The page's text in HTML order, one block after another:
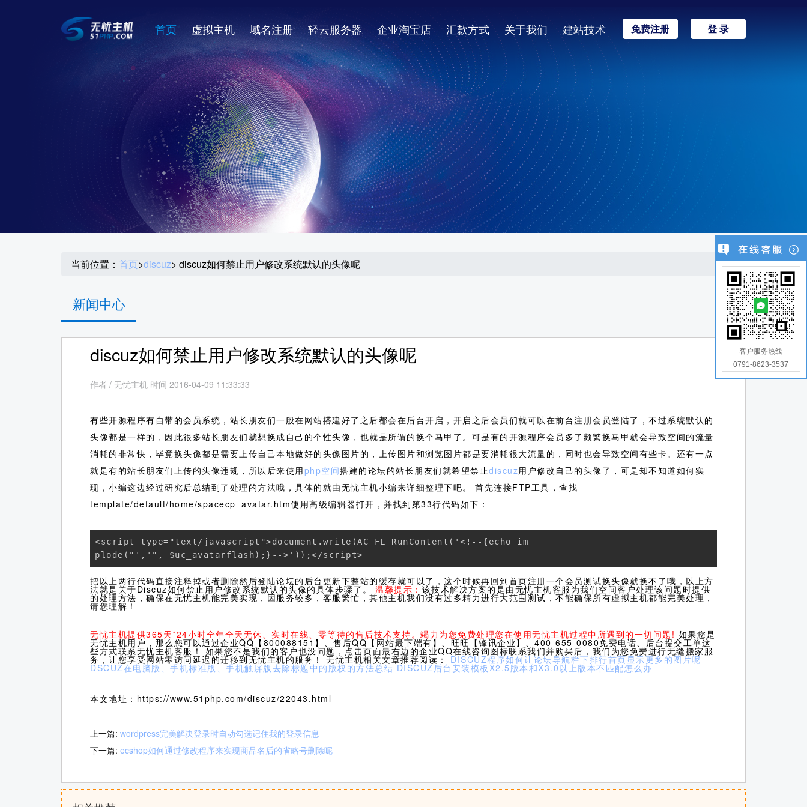
首页 虚拟主机 域名注册 轻云服务器 企业淘宝店 汇款方式 关于我们 建站技术 免费注册 登 录
当前位置： 首页>discuz> discuz如何禁止用户修改系统默认的头像呢
新闻中心
discuz如何禁止用户修改系统默认的头像呢
作者 / 无忧主机 时间 2016-04-09 11:33:33
有些开源程序有自带的会员系统，站长朋友们一般在网站搭建好了之后都会在后台开启，开启之后会员们就可以在前台注册会员登陆了，不过系统默认的
头像都是一样的，因此很多站长朋友们就想换成自己的个性头像，也就是所谓的换个马甲了。可是有的开源程序会员多了频繁换马甲就会导致空间的流量
消耗的非常快，毕竟换头像都是需要上传自己本地做好的头像图片的，上传图片和浏览图片都是要消耗很大流量的，同时也会导致空间有些卡。还有一点
就是有的站长朋友们上传的头像违规，所以后来使用php空间搭建的论坛的站长朋友们就希望禁止discuz用户修改自己的头像了，可是却不知道如何实
现，小编这边经过研究后总结到了处理的方法哦，具体的就由无忧主机小编来详细整理下吧。
首先连接FTP工具，查找
template/default/home/spacecp_avatar.htm使用高级编辑器打开，并找到第33行代码如下：
<script type="text/javascript">document.write(AC_FL_RunContent('<!--{echo im
plode("','", $uc_avatarflash);}-->'));</script>
把以上两行代码直接注释掉或者删除然后登陆论坛的后台更新下整站的缓存就可以了，这个时候再回到首页注册一个会员测试换头像就换不了哦，以上方
法就是关于Discuz如何禁止用户修改系统默认的头像的具体步骤了。 温馨提示：该技术解决方案的是由无忧主机客服为我们空间客户处理该问题时提供
的处理方法，确保在无忧主机能完美实现，因服务较多，客服繁忙，其他主机我们没有过多精力进行大范围测试，不能确保所有虚拟主机都能完美处理，
请您理解！
无忧主机提供365天*24小时全年全天无休、实时在线、零等待的售后技术支持。竭力为您免费处理您在使用无忧主机过程中所遇到的一切问题! 如果您是
无忧主机用户，那么您可以通过企业QQ【800088151】、售后QQ【网站最下端有】、旺旺【锋讯企业】、400-655-0080免费电话、后台提交工单这
些方式联系无忧主机客服！ 如果您不是我们的客户也没问题，点击页面最右边的企业QQ在线咨询图标联系我们并购买后，我们为您免费进行无缝搬家服
务，让您享受网站零访问延迟的迁移到无忧主机的服务！ 无忧主机相关文章推荐阅读： DISCUZ程序如何让论坛导航栏下排行首页显示更多的图片呢
DSCUZ在电脑版、手机标准版、手机触屏版去除标题中的版权的方法总结 DISCUZ后台安装模板X2.5版本和X3.0以上版本不匹配怎么办
本文地址：https://www.51php.com/discuz/22043.html
上一篇: wordpress完美解决登录时自动勾选记住我的登录信息
下一篇: ecshop如何通过修改程序来实现商品名后的省略号删除呢
客户服务热线
0791-8623-3537